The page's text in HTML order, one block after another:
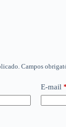
Campos
E-mail